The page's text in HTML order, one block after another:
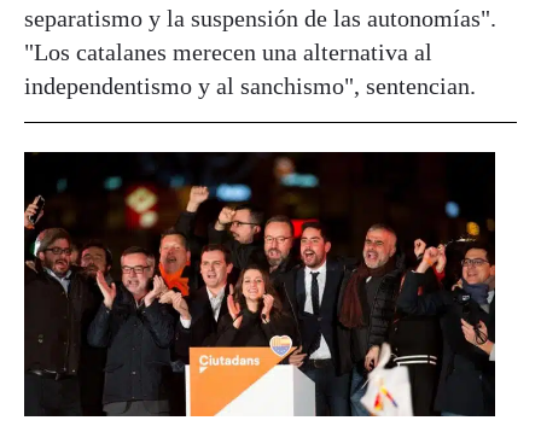
separatismo y la suspensión de las autonomías".
"Los catalanes merecen una alternativa al
independentismo y al sanchismo", sentencian.